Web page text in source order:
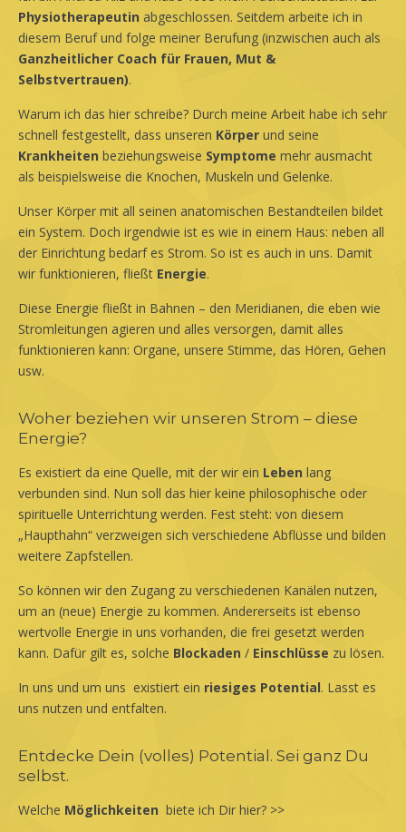
Physiotherapeutin abgeschlossen. Seitdem arbeite ich in
diesem Beruf und folge meiner Berufung (inzwischen auch als
Ganzheitlicher Coach für Frauen, Mut &
Selbstvertrauen).
Warum ich das hier schreibe? Durch meine Arbeit habe ich sehr
schnell festgestellt, dass unseren Körper und seine
Krankheiten beziehungsweise Symptome mehr ausmacht
als beispielsweise die Knochen, Muskeln und Gelenke.
Unser Körper mit all seinen anatomischen Bestandteilen bildet
ein System. Doch irgendwie ist es wie in einem Haus: neben all
der Einrichtung bedarf es Strom. So ist es auch in uns. Damit
wir funktionieren, fließt Energie.
Diese Energie fließt in Bahnen – den Meridianen, die eben wie
Stromleitungen agieren und alles versorgen, damit alles
funktionieren kann: Organe, unsere Stimme, das Hören, Gehen
usw.
Woher beziehen wir unseren Strom – diese
Energie?
Es existiert da eine Quelle, mit der wir ein Leben lang
verbunden sind. Nun soll das hier keine philosophische oder
spirituelle Unterrichtung werden. Fest steht: von diesem
„Haupthahn“ verzweigen sich verschiedene Abflüsse und bilden
weitere Zapfstellen.
So können wir den Zugang zu verschiedenen Kanälen nutzen,
um an (neue) Energie zu kommen. Andererseits ist ebenso
wertvolle Energie in uns vorhanden, die frei gesetzt werden
kann. Dafür gilt es, solche Blockaden / Einschlüsse zu lösen.
In uns und um uns existiert ein riesiges Potential. Lasst es
uns nutzen und entfalten.
Entdecke Dein (volles) Potential. Sei ganz Du
selbst.
Welche Möglichkeiten biete ich Dir hier? >>